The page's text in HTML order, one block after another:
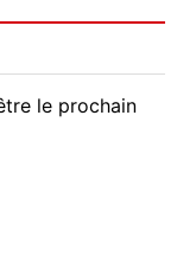
le prochain